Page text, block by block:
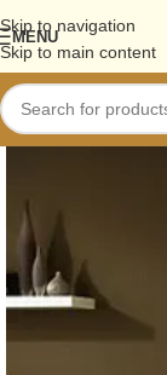
Skip to navigation
Skip to main content
MENU